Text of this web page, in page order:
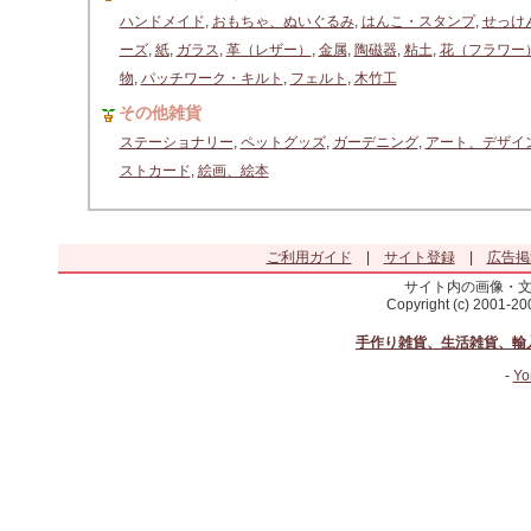
ハンドメイド, おもちゃ、ぬいぐるみ, はんこ・スタンプ, せっけ
ーズ, 紙, ガラス, 革（レザー） , 金属, 陶磁器, 粘土, 花（フラワー
物, パッチワーク・キルト , フェルト , 木竹工
その他雑貨
ステーショナリー, ペットグッズ, ガーデニング, アート、デザイ
ストカード, 絵画、絵本
ご利用ガイド サイト登録|
広告
サイト内の画像・
Copyright (c) 2001-
手作り雑貨、生活雑貨、
-